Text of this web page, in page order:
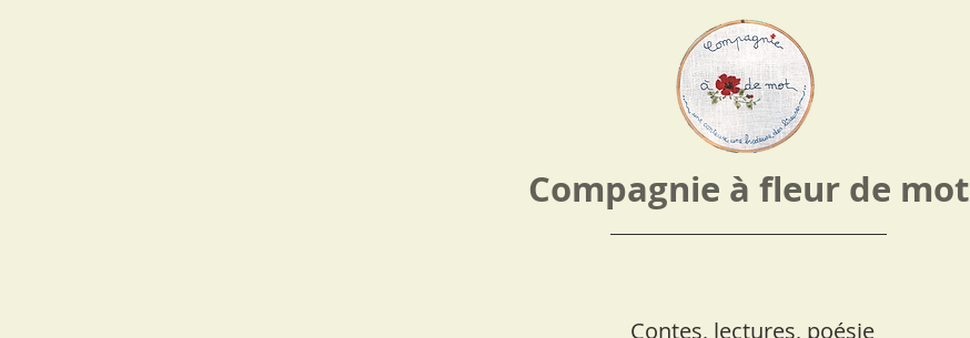
Compagnie à fleur de mot
Contes, lectures, poésie